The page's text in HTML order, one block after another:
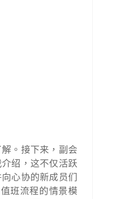
。接下来，副会
绍，这不仅活跃
心协的新成员们
班流程的情景模